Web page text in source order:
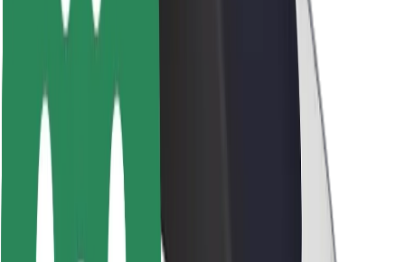
Безпека
Безпека водіїв
Безпека електросамокатів
Лабораторія безпеки
Міста
Розташування
Міські рішення